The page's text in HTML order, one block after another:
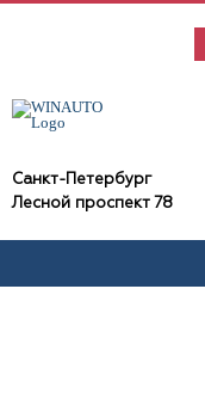
Санкт-Петербург
Лесной проспект 78